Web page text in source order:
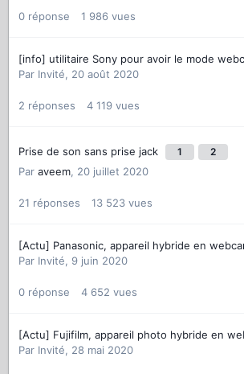
0 réponse 1 986 vues
[info] utilitaire Sony pour avoir le mode
Par Invité, 20 août 2020
2 réponses 4 119 vues
Prise de son sans prise jack 1 2
Par aveem, 20 juillet 2020
21 réponses 13 523 vues
[Actu] Panasonic, appareil hybride en
Par Invité, 9 juin 2020
0 réponse 4 652 vues
[Actu] Fujifilm, appareil photo hybride en
Par Invité, 28 mai 2020